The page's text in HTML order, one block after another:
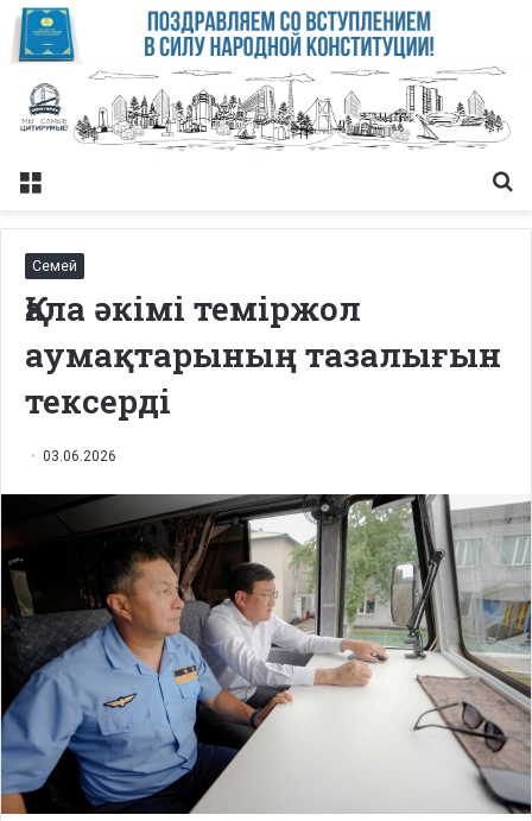
Меню
Семей
Қала әкімі теміржол
аумақтарының тазалығын
тексерді
03.06.2026